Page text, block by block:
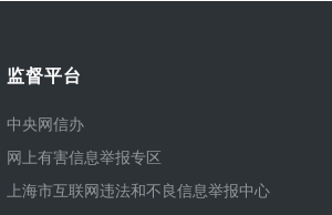
监督平台
中央网信办
网上有害信息举报专区
上海市互联网违法和不良信息举报中心